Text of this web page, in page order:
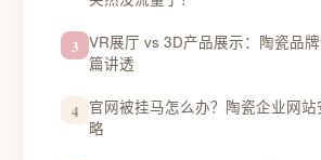
3 VR展厅 vs 3D产品展示：陶瓷品
篇讲透
4 官网被挂马怎么办？陶瓷企业网
略